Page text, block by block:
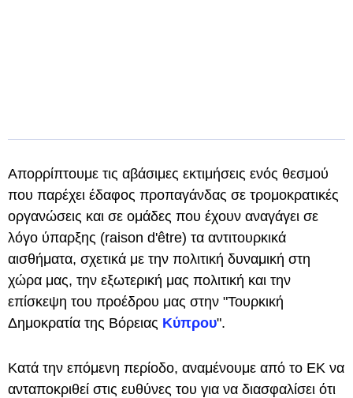
Απορρίπτουμε τις αβάσιμες εκτιμήσεις ενός θεσμού
που παρέχει έδαφος προπαγάνδας σε τρομοκρατικές
οργανώσεις και σε ομάδες που έχουν αναγάγει σε
λόγο ύπαρξης (raison d'être) τα αντιτουρκικά
αισθήματα, σχετικά με την πολιτική δυναμική στη
χώρα μας, την εξωτερική μας πολιτική και την
επίσκεψη του προέδρου μας στην "Τουρκική
Δημοκρατία της Βόρειας Κύπρου".
Κατά την επόμενη περίοδο, αναμένουμε από το ΕΚ να
ανταποκριθεί στις ευθύνες του για να διασφαλίσει ότι